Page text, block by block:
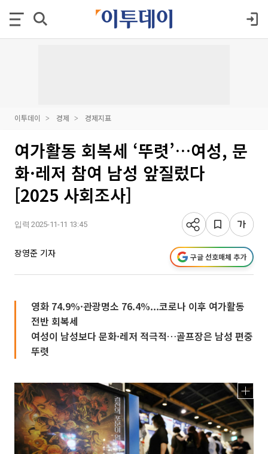
이투데이 경제 경제지표
여가활동 회복세 ‘뚜렷’…여성, 문
화·레저 참여 남성 앞질렀다
[2025 사회조사]
입력 2025-11-11 13:45
장영준 기자 구글 선호매체 추가
영화 74.9%·관광명소 76.4%...코로나 이후 여가활동
전반 회복세
여성이 남성보다 문화·레저 적극적…골프장은 남성 편중
뚜렷